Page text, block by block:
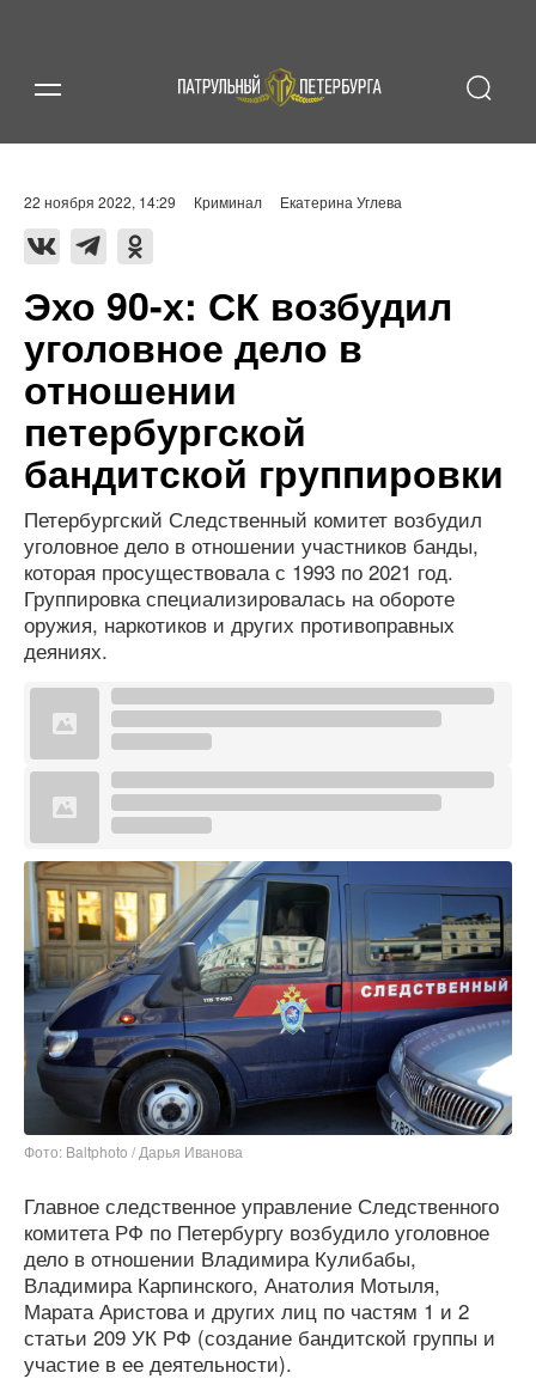
22 ноября 2022, 14:29 Криминал Екатерина Углева
Эхо 90-х: СК возбудил
уголовное дело в
отношении
петербургской
бандитской группировки
Петербургский Следственный комитет возбудил
уголовное дело в отношении участников банды,
которая просуществовала с 1993 по 2021 год.
Группировка специализировалась на обороте
оружия, наркотиков и других противоправных
деяниях.
Фото: Baltphоto / Дарья Иванова
Главное следственное управление Следственного
комитета РФ по Петербургу возбудило уголовное
дело в отношении Владимира Кулибабы,
Владимира Карпинского, Анатолия Мотыля,
Марата Аристова и других лиц по частям 1 и 2
статьи 209 УК РФ (создание бандитской группы и
участие в ее деятельности).